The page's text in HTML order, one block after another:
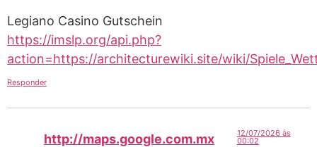
Legiano Casino Gutschein
https://imslp.org/api.php?
action=https://architecturewiki.site/wiki/
Responder
http://maps.google.com.mx
12/07/2026 às
00:02